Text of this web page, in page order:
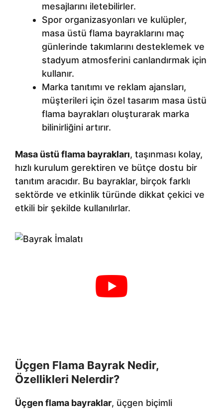
mesajlarını iletebilirler.
Spor organizasyonları ve kulüpler,
masa üstü flama bayraklarını maç
günlerinde takımlarını desteklemek ve
stadyum atmosferini canlandırmak için
kullanır.
Marka tanıtımı ve reklam ajansları,
müşterileri için özel tasarım masa üstü
flama bayrakları oluşturarak marka
bilinirliğini artırır.
Masa üstü flama bayrakları, taşınması kolay,
hızlı kurulum gerektiren ve bütçe dostu bir
tanıtım aracıdır. Bu bayraklar, birçok farklı
sektörde ve etkinlik türünde dikkat çekici ve
etkili bir şekilde kullanılırlar.
Üçgen Flama Bayrak Nedir,
Özellikleri Nelerdir?
Üçgen flama bayraklar, üçgen biçimli